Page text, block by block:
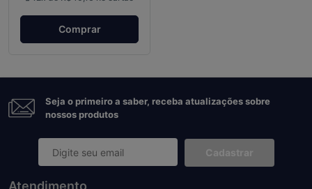
Comprar
Seja o primeiro a saber, receba atualizações sobre
nossos produtos
Cadastrar
Atendimento